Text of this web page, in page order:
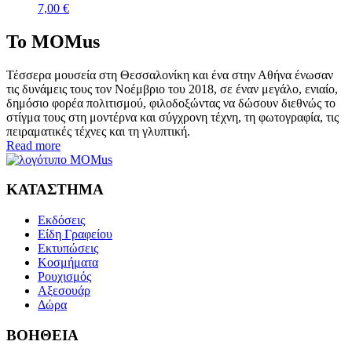
7,00 €
To MOMus
Τέσσερα μουσεία στη Θεσσαλονίκη και ένα στην Αθήνα ένωσαν
τις δυνάμεις τους τον Νοέμβριο του 2018, σε έναν μεγάλο, ενιαίο,
δημόσιο φορέα πολιτισμού, φιλοδοξώντας να δώσουν διεθνώς το
στίγμα τους στη μοντέρνα και σύγχρονη τέχνη, τη φωτογραφία, τις
πειραματικές τέχνες και τη γλυπτική.
Read more
ΚΑΤΑΣΤΗΜΑ
Εκδόσεις
Είδη Γραφείου
Εκτυπώσεις
Κοσμήματα
Ρουχισμός
Αξεσουάρ
Δώρα
ΒΟΗΘΕΙΑ